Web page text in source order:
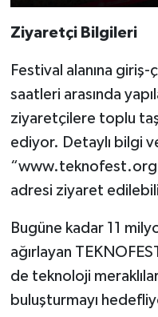
Ziyaretçi Bilgileri
Festival alanına
saatleri arasında
ziyaretçilere toplu
ediyor. Detaylı bilgi
adresi ziyaret
Bugüne kadar 11
ağırlayan
de teknoloji
buluşturmayı